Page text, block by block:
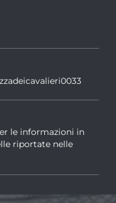
le informazioni in
riportate nelle